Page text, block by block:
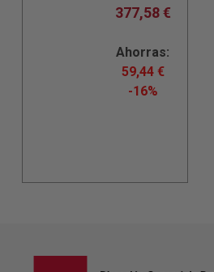
377,58€
Ahorras:
59,44 €
-16%